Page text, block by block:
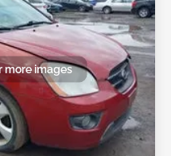
more images